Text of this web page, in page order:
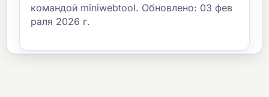
командой miniwebtool. Обновлено: 03 фев
раля 2026 г.